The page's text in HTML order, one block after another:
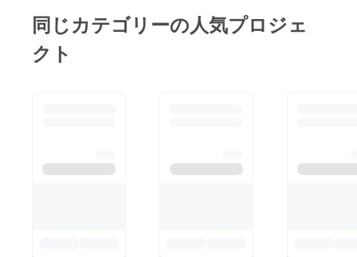
同じカテゴリーの人気プロジェ
クト